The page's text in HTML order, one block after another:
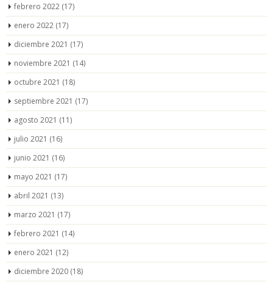
febrero 2022 (17)
enero 2022 (17)
diciembre 2021 (17)
noviembre 2021 (14)
octubre 2021 (18)
septiembre 2021 (17)
agosto 2021 (11)
julio 2021 (16)
junio 2021 (16)
mayo 2021 (17)
abril 2021 (13)
marzo 2021 (17)
febrero 2021 (14)
enero 2021 (12)
diciembre 2020 (18)